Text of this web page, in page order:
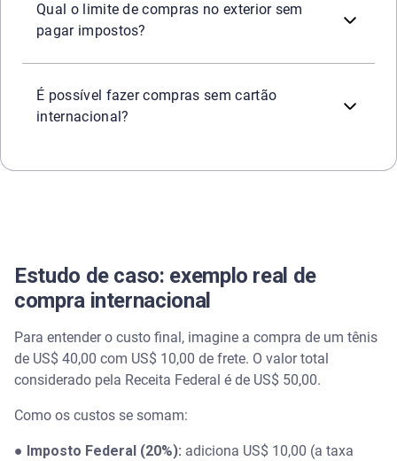
Qual o limite de compras no exterior sem
pagar impostos?
É possível fazer compras sem cartão
internacional?
Estudo de caso: exemplo real de
compra internacional
Para entender o custo final, imagine a compra de um tênis
de US$ 40,00 com US$ 10,00 de frete. O valor total
considerado pela Receita Federal é de US$ 50,00.
Como os custos se somam:
● Imposto Federal (20%): adiciona US$ 10,00 (a taxa